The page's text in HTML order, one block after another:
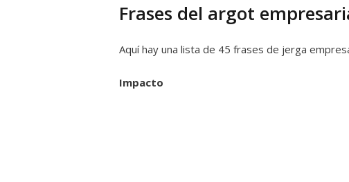
Frases del argot
Aquí hay una lista de 45 frases de jerga
Impacto